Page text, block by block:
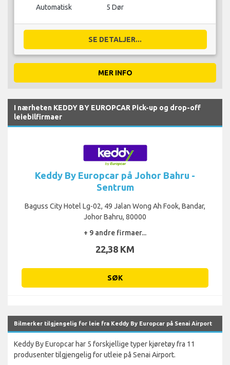
Automatisk 5 Dør
SE DETALJER...
MER INFO
I nærheten KEDDY BY EUROPCAR Pick-up og drop-off
leiebilfirmaer
Keddy By Europcar på Johor Bahru -
Sentrum
Baguss City Hotel Lg-02, 49 Jalan Wong Ah Fook, Bandar,
Johor Bahru, 80000
+ 9 andre firmaer...
22,38 KM
SØK
Bilmerker tilgjengelig for leie fra Keddy By Europcar på Senai Airport
Keddy By Europcar har 5 forskjellige typer kjøretøy fra 11
produsenter tilgjengelig for utleie på Senai Airport.